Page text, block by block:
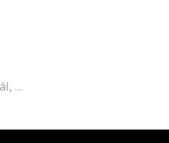
Vastag sarkú műbőr szandál, Aranyszín/Csontszín